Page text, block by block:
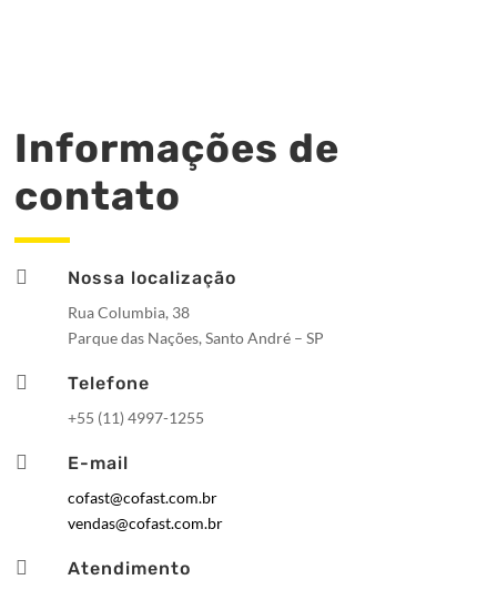
Informações de
contato
 Nossa localização
Rua Columbia, 38
Parque das Nações, Santo André – SP
 Telefone
+55 (11) 4997-1255
 E-mail
cofast@cofast.com.br
vendas@cofast.com.br
 Atendimento